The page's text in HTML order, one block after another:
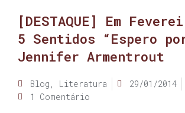
[DESTAQUE] Em
5 Sentidos “Espero
Jennifer Armentrout
Blog , Literatura
29/01/2014
1 Comentário